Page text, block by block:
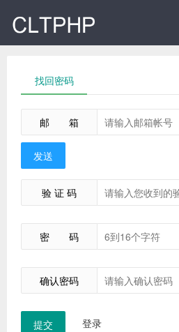
找回密码
邮 箱
发送
验 证 码
密 码
确认密码
提交 登录